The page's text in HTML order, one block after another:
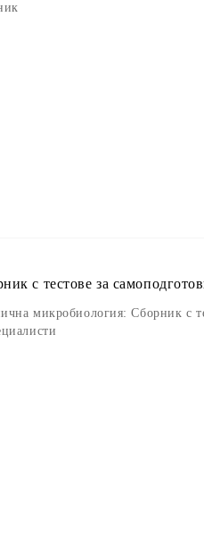
с тестове за
микробиология: Сборник с